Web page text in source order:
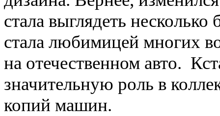
стала выглядеть
стала любимицей многих
на отечественном авто.
значительную роль в
копий машин.